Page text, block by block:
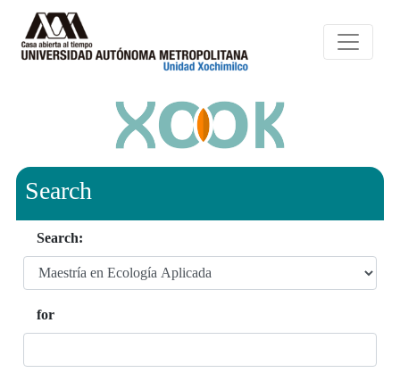
Search
Search:
for